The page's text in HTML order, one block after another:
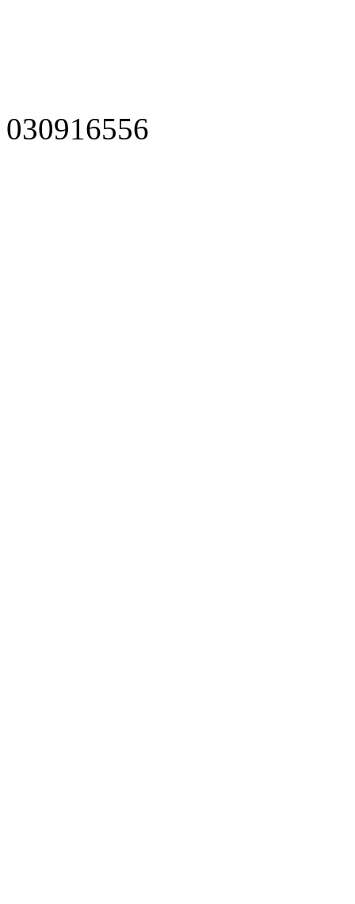
030916556